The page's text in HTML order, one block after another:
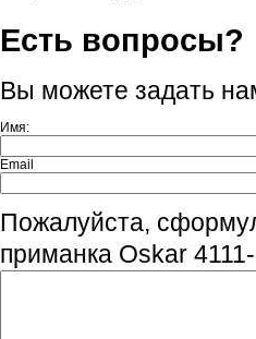
Есть вопросы?
Вы можете задать
Имя:
Email
Пожалуйста,
приманка Oskar